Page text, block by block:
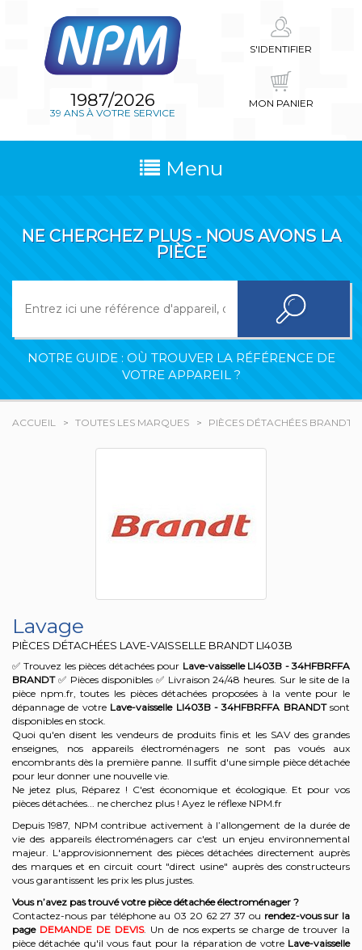
1987/2026
39 ANS À VOTRE SERVICE
S'IDENTIFIER
MON PANIER
Menu
NE CHERCHEZ PLUS - NOUS AVONS LA
PIÈCE
NOTRE GUIDE : OÙ TROUVER LA RÉFÉRENCE DE
VOTRE APPAREIL ?
ACCUEIL TOUTES LES MARQUES PIÈCES DÉTACHÉES BRANDT
Lavage
PIÈCES DÉTACHÉES LAVE-VAISSELLE BRANDTLI403B
✅ Trouvez les pièces détachées pour Lave-vaisselle LI403B - 34HFBRFFA
BRANDT ✅ Pièces disponibles ✅ Livraison 24/48 heures. Sur le site de la
pièce npm.fr, toutes les pièces détachées proposées à la vente pour le
dépannage de votre Lave-vaisselle LI403B - 34HFBRFFA BRANDTsont
disponibles en stock.
Quoi qu'en disent les vendeurs de produits finis et les SAV des grandes
enseignes, nos appareils électroménagers ne sont pas voués aux
encombrants dès la première panne. Il suffit d'une simple pièce détachée
pour leur donner une nouvelle vie.
Ne jetez plus, Réparez ! C'est économique et écologique. Et pour vos
pièces détachées... ne cherchez plus ! Ayez le réflexe NPM.fr
Depuis 1987, NPM contribue activement à l’allongement de la durée de
vie des appareils électroménagers car c'est un enjeu environnemental
majeur. L'approvisionnement des pièces détachées directement auprès
des marques et en circuit court "direct usine" auprès des constructeurs
vous garantissent les prix les plus justes.
Vous n’avez pas trouvé votre pièce détachée électroménager ?
Contactez-nous par téléphone au 03 20 62 27 37 ou rendez-vous sur la
page DEMANDE DE DEVIS. Un de nos experts se charge de trouver la
pièce détachée qu'il vous faut pour la réparation de votre Lave-vaisselle